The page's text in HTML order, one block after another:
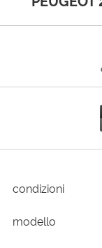
condizioni
modello